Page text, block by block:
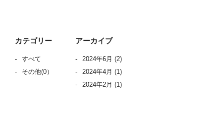
カテゴリー
すべて
その他(0）
アーカイブ
2024年6月 (2)
2024年4月 (1)
2024年2月 (1)